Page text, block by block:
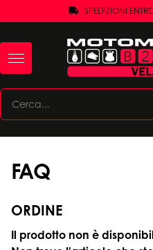
SPEDIZIONI
FAQ
ORDINE
Il prodotto non è